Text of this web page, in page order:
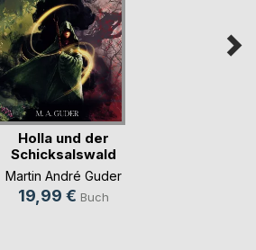
Holla und der
Schicksalswald
Martin André Guder
19,99 € Buch